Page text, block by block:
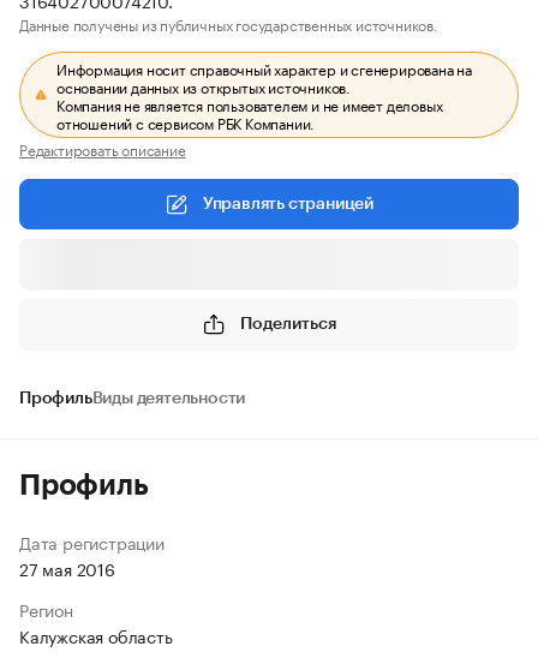
Данные получены из публичных государственных источников.
Информация носит справочный характер и сгенерирована на
основании данных из открытых источников.
Компания не является пользователем и не имеет деловых
отношений с сервисом РБК Компании.
Редактировать описание
Управлять страницей
Поделиться
ПрофильВиды деятельности
Профиль
Дата регистрации
27 мая 2016
Регион
Калужская область